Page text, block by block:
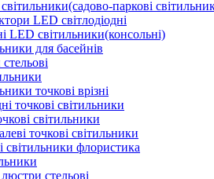
паркові
LED світлодіодні
LED світильники(консольні)
для басейнів
точкові врізні
точкові світильники
світильники
точкові світильники
світильники флористика
стельові